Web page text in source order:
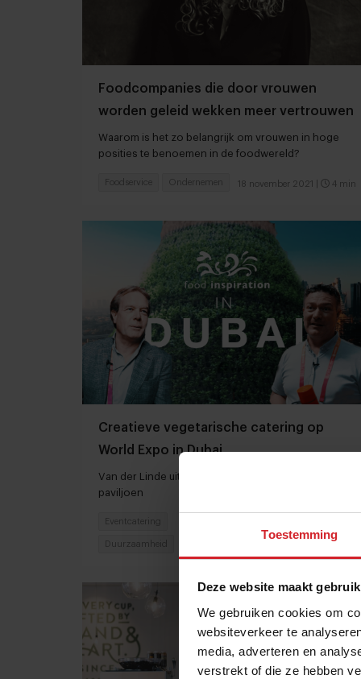
Toestemming
Deze website maakt
We gebruiken cookies om
websiteverkeer te
media, adverteren en
verstrekt of die ze hebben
Foodcompanies die door vrouwen
worden geleid wekken meer vertrouwen
Waarom is het zo belangrijk om vrouwen in hoge
posities te benoemen in de foodwereld?
18 november 2021 4 min
Foodservice Ondernemen
Creatieve vegetarische catering op
World Expo in Dubai
Van der Linde uit Rotterdam catert Nederlands
paviljoen
Eventcatering
Duurzaamheid